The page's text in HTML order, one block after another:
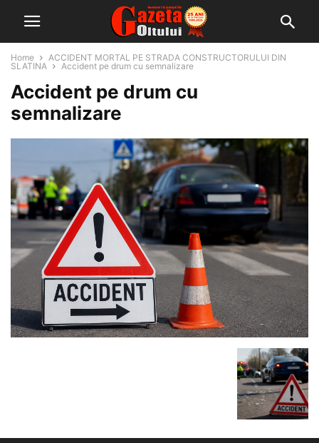
Home
ACCIDENT MORTAL PE STRADA CONSTRUCTORULUI DIN
SLATINA
Accident pe drum cu semnalizare
Accident pe drum cu
semnalizare